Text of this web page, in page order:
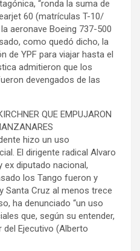
“ronda la suma de
60 (matrículas T-10/
aeronave Boeing 737-500
como quedó dicho, la
de YPF para viajar hasta el
admitieron que los
devengados de las
QUE EMPUJARON
hizo un uso
El dirigente radical Alvaro
ex diputado nacional,
los Tango fueron y
Santa Cruz al menos trece
ha denunciado “un uso
que, según su entender,
Ejecutivo (Alberto